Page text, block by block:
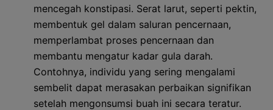
mencegah konstipasi. Serat larut, seperti pektin,
membentuk gel dalam saluran pencernaan,
memperlambat proses pencernaan dan
membantu mengatur kadar gula darah.
Contohnya, individu yang sering mengalami
sembelit dapat merasakan perbaikan signifikan
setelah mengonsumsi buah ini secara teratur.